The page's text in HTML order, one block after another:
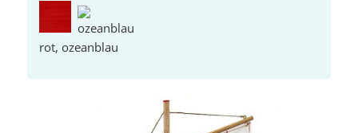
rot, ozeanblau